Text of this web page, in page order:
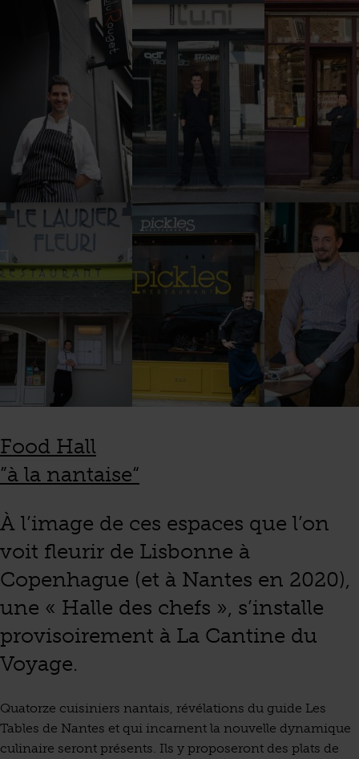
Food Hall
”à la nantaise“
À l’image de ces espaces que l’on
voit fleurir de Lisbonne à
Copenhague (et à Nantes en 2020),
une « Halle des chefs », s’installe
provisoirement à La Cantine du
Voyage.
Quatorze cuisiniers nantais, révélations du guide Les
Tables de Nantes et qui incarnent la nouvelle dynamique
culinaire seront présents. Ils y proposeront des plats de